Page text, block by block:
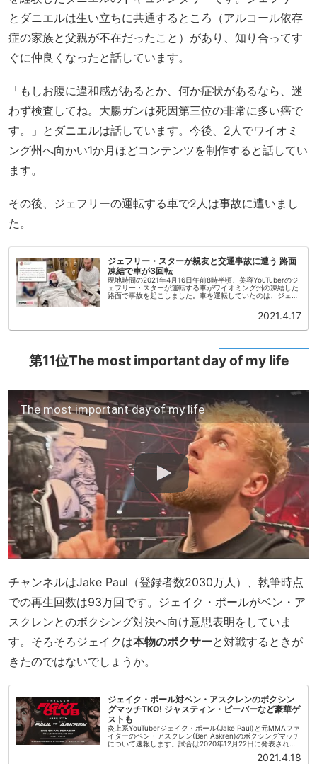
とダニエルは生い立ちに共通するところ（アルコール依存
症の家族と父親が不在だったこと）があり、知り合ってす
ぐに仲良くなったと話しています。
「もしお腹に違和感があるとか、何か症状があるなら、迷
わず検査してね。大腸ガンは死因第三位の非常に多い癌で
す。」とダニエルは話しています。今後、2人でワイオミ
ング州へ向かい1か月ほどコンテンツを制作すると話してい
ます。
その後、ジェフリーの運転する車で2人は事故に遭いまし
た。
ジェフリー・スターが親友と交通事故に遭う 路面
凍結で車が3回転
現地時間の2021年4月16日午前8時半頃、美容YouTuberのジ
ェフリー・スターが運転する車がワイオミング州の凍結した
路面で事故を起こしました。車を運転していたのは、ジェフ
2021.4.17
第11位The most important day of my life
The most important day of my life
チャンネルはJake Paul（登録者数2030万人）、執筆時点
での再生回数は93万回です。ジェイク・ポールがベン・ア
スクレンとのボクシング対決へ向け意思表明をしていま
す。そろそろジェイクは本物のボクサーと対戦するときが
きたのではないでしょうか。
ジェイク・ポール対ベン・アスクレンのボクシン
グマッチTKO! ジャスティン・ビーバーなど豪華ゲ
ストも
炎上系YouTuberジェイク・ポール(Jake Paul)と元MMAファ
イターのベン・アスクレン(Ben Askren)のボクシングマッチ
について速報します。試合は2020年12月22日に発表され、
2021.4.18